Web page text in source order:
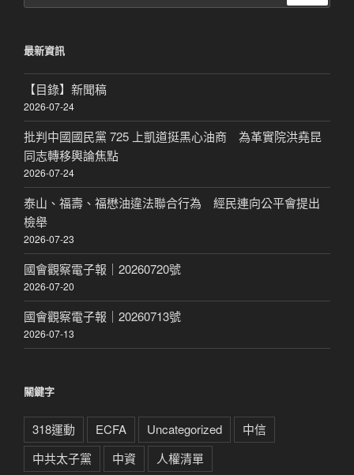
字:
最新資訊
【目錄】新聞稿
2026-07-24
批判中國國民黨 725 上凱道挺黑心油商 為革實院洪堯昆
同志轉移輿論焦點
2026-07-24
泰山、福壽、福懋油違法聯合行為 經民連向公平會提出
檢舉
2026-07-23
國會觀察電子報｜20260720號
2026-07-20
國會觀察電子報｜20260713號
2026-07-13
關鍵字
318運動 ECFA Uncategorized
中信
中共太子黨
中資
人權清單